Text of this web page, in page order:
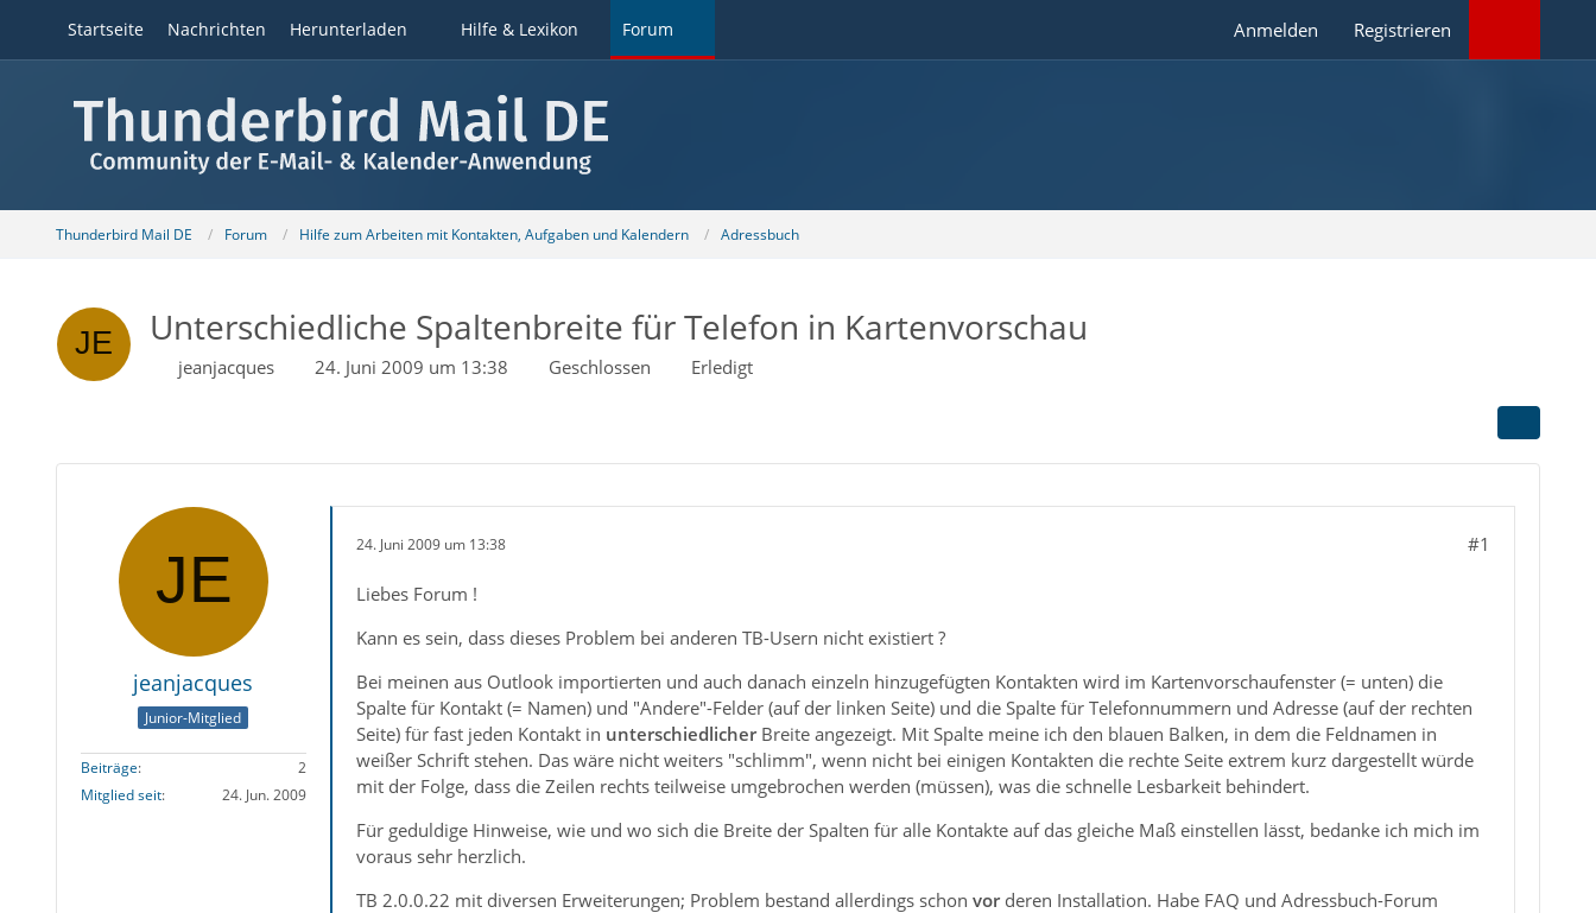
Startseite Nachrichten Herunterladen Hilfe & Lexikon Forum Anmelden Registrieren
Thunderbird Mail DE Forum Hilfe zum Arbeiten mit Kontakten, Aufgaben und Kalendern Adressbuch
Unterschiedliche Spaltenbreite für Telefon in Kartenvorschau
jeanjacques 24. Juni 2009 um 13:38 Geschlossen Erledigt
jeanjacques
Junior-Mitglied
Beiträge
2
Mitglied seit
24. Jun. 2009
24. Juni 2009 um 13:38 #1
Liebes Forum !
Kann es sein, dass dieses Problem bei anderen TB-Usern nicht existiert ?
Bei meinen aus Outlook importierten und auch danach einzeln hinzugefügten Kontakten wird im Kartenvorschaufenster (= unten) die
Spalte für Kontakt (= Namen) und "Andere"-Felder (auf der linken Seite) und die Spalte für Telefonnummern und Adresse (auf der rechten
Seite) für fast jeden Kontakt in unterschiedlicherBreite angezeigt. Mit Spalte meine ich den blauen Balken, in dem die Feldnamen in
weißer Schrift stehen. Das wäre nicht weiters "schlimm", wenn nicht bei einigen Kontakten die rechte Seite extrem kurz dargestellt würde
mit der Folge, dass die Zeilen rechts teilweise umgebrochen werden (müssen), was die schnelle Lesbarkeit behindert.
Für geduldige Hinweise, wie und wo sich die Breite der Spalten für alle Kontakte auf das gleiche Maß einstellen lässt, bedanke ich mich im
voraus sehr herzlich.
TB 2.0.0.22 mit diversen Erweiterungen; Problem bestand allerdings schon vor deren Installation. Habe FAQ und Adressbuch-Forum